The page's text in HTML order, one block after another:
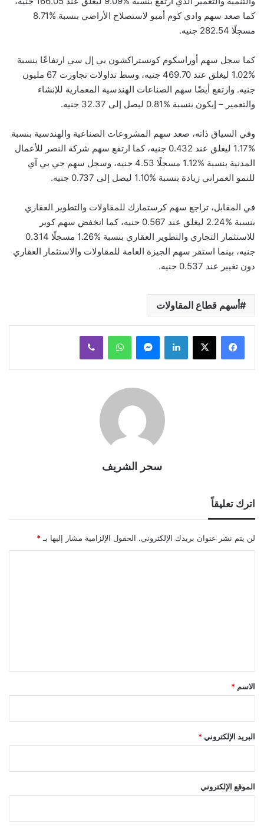
كما صعد سهم وادي كوم أمبو لاستصلاح الأراضي بنسبة ‎8.71%‎
مسجلًا ‎282.54‎ جنيه.
كما سجل سهم أوراسكوم كونستراكشون بي إل سي ارتفاعًا بنسبة
‎1.02%‎ ليغلق عند ‎469.70‎ جنيه، وسط تداولات تجاوزت ‎67‎ مليون
جنيه. وارتفع أيضًا سهم الصناعات الهندسية المعمارية للإنشاء
والتعمير – إيكون بنسبة ‎0.81%‎ ليصل إلى ‎32.37‎ جنيه.
وفي السياق ذاته، صعد سهم المشروعات الصناعية والهندسية بنسبة
‎1.17%‎ ليغلق عند ‎0.432‎ جنيه، كما ارتفع سهم شركة النصر للأعمال
المدنية بنسبة ‎1.12%‎ مسجلًا ‎4.53‎ جنيه، وسجل سهم جي بي آي
للنمو العمراني زيادة بنسبة ‎1.10%‎ ليصل إلى ‎0.737‎ جنيه.
في المقابل، تراجع سهم كرستمارك للمقاولات والتطوير العقاري
بنسبة ‎2.24%‎ ليغلق عند ‎0.567‎ جنيه، كما انخفض سهم كوبر
للاستثمار التجاري والتطوير العقاري بنسبة ‎1.26%‎ مسجلًا ‎0.314‎
جنيه، بينما استقر سهم الجيزة العامة للمقاولات والاستثمار العقاري
دون تغيير عند ‎0.537‎ جنيه.
أسهم قطاع المقاولات
لينكدإن ماسنجر واتساب ڤايبر
سحر الشريف
اترك تعليقاً
لن يتم نشر عنوان بريدك الإلكتروني. الحقول الإلزامية مشار إليها بـ *
*
الاسم *
البريد الإلكتروني *
الموقع الإلكتروني